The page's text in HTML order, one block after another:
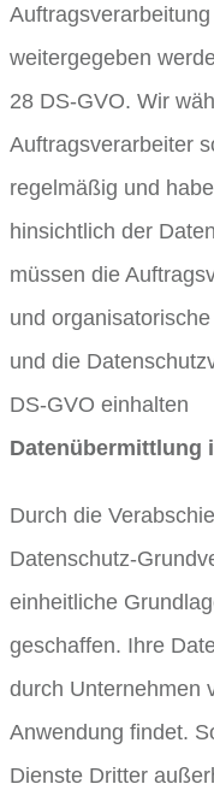
weitergegeben
28 DS-GVO. Wir
Auftragsverarbeiter
regelmäßig und
hinsichtlich der
müssen die
und
und die
DS-GVO einhalten
Datenübermittlung
Durch die
Datenschutz-
einheitliche
geschaffen. Ihre
durch Unternehmen
Anwendung findet.
Dienste Dritter